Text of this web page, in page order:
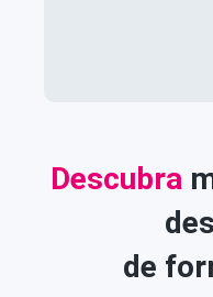
Descubra
de